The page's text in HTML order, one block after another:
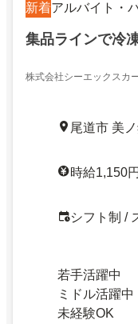
新着アルバイト・
集品ラインで冷
株式会社シーエックスカ
尾道市 美
時給1,150
シフト制 /
若手活躍中
ミドル活躍中
未経験OK